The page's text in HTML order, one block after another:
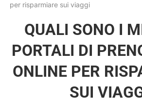
per risparmiare sui viaggi
QUALI SONO I
PORTALI DI
ONLINE PER
SUI